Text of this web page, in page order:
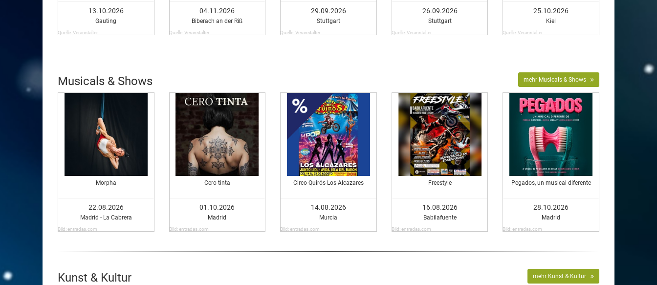
13.10.2026
Gauting
Quelle: Veranstalter
04.11.2026
Biberach an der Riß
Quelle: Veranstalter
29.09.2026
Stuttgart
Quelle: Veranstalter
26.09.2026
Stuttgart
Quelle: Veranstalter
25.10.2026
Kiel
Quelle: Veranstalter
Musicals & Shows mehr Musicals & Shows
Morpha
22.08.2026
Madrid - La Cabrera
Bild: entradas.com
Cero tinta
01.10.2026
Madrid
Bild: entradas.com
Circo Quirós Los Alcazares
14.08.2026
Murcia
Bild: entradas.com
Freestyle
16.08.2026
Babilafuente
Bild: entradas.com
Pegados, un musical diferente
28.10.2026
Madrid
Bild: entradas.com
Kunst & Kultur mehr Kunst & Kultur